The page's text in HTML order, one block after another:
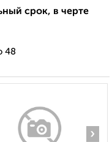
срок, в черте
48
›